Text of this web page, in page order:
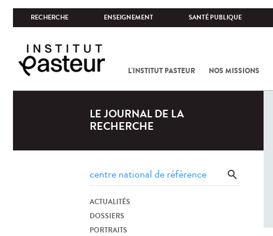
RECHERCHE ENSEIGNEMENT SANTÉ PUBLIQUE
L'INSTITUT PASTEUR NOS MISSIONS
LE JOURNAL DE LA
RECHERCHE
ACTUALITÉS
DOSSIERS
PORTRAITS